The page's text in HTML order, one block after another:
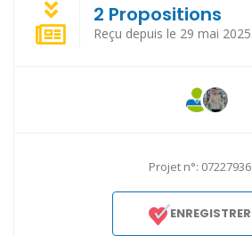
2 Propositions
Reçu depuis le 29 mai 2025
Projet n°: 07227936
ENREGISTRER